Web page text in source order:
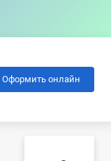
Оформить онлайн